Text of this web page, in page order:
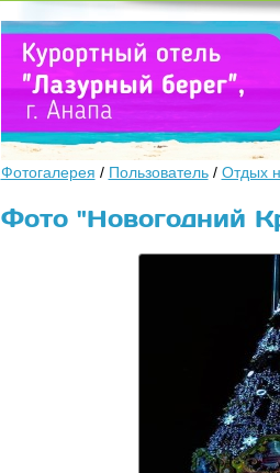
Фотогалерея / Пользователь/ Отдых
Фото "Новогодний